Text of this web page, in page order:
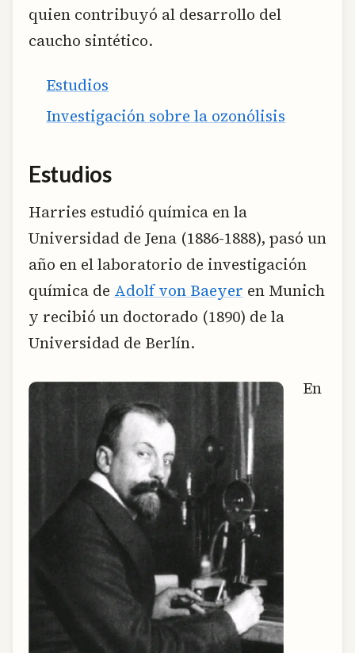
quien contribuyó al desarrollo del
caucho sintético.
Estudios
Investigación sobre la ozonólisis
Estudios
Harries estudió química en la
Universidad de Jena (1886-1888), pasó un
año en el laboratorio de investigación
química de Adolf von Baeyer en Munich
y recibió un doctorado (1890) de la
Universidad de Berlín.
En